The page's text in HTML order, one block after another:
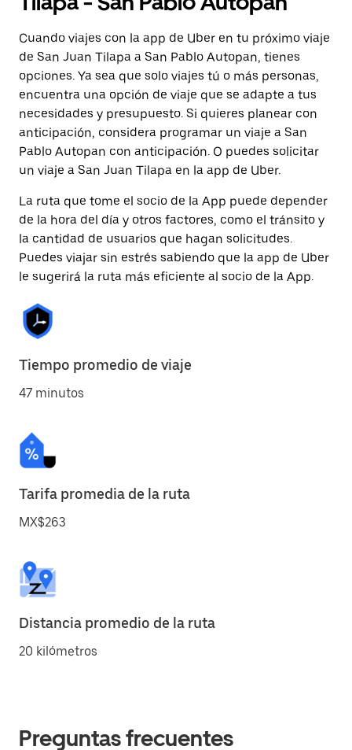
Cuando viajes con la app de Uber en tu próximo viaje
de San Juan Tilapa a San Pablo Autopan, tienes
opciones. Ya sea que solo viajes tú o más personas,
encuentra una opción de viaje que se adapte a tus
necesidades y presupuesto. Si quieres planear con
anticipación, considera programar un viaje a San
Pablo Autopan con anticipación. O puedes solicitar
un viaje a San Juan Tilapa en la app de Uber.
La ruta que tome el socio de la App puede depender
de la hora del día y otros factores, como el tránsito y
la cantidad de usuarios que hagan solicitudes.
Puedes viajar sin estrés sabiendo que la app de Uber
le sugerirá la ruta más eficiente al socio de la App.
Tiempo promedio de viaje
47 minutos
Tarifa promedia de la ruta
MX$263
Distancia promedio de la ruta
20 kilómetros
Preguntas frecuentes